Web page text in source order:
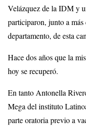
Velázquez de la IDM y
participaron, junto a
departamento, de esta
Hace dos años que la
hoy se recuperó.
En tanto Antonella
Mega del instituto
parte oratoria previo a